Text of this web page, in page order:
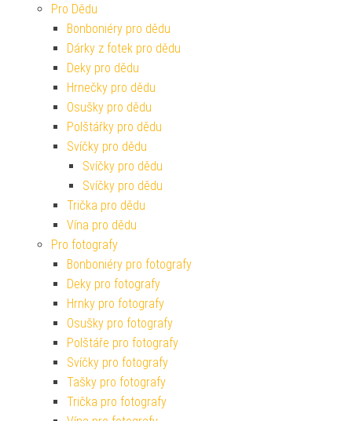
Pro Dědu
Bonboniéry pro dědu
Dárky z fotek pro dědu
Deky pro dědu
Hrnečky pro dědu
Osušky pro dědu
Polštářky pro dědu
Svíčky pro dědu
Svíčky pro dědu
Svíčky pro dědu
Trička pro dědu
Vína pro dědu
Pro fotografy
Bonboniéry pro fotografy
Deky pro fotografy
Hrnky pro fotografy
Osušky pro fotografy
Polštáře pro fotografy
Svíčky pro fotografy
Tašky pro fotografy
Trička pro fotografy